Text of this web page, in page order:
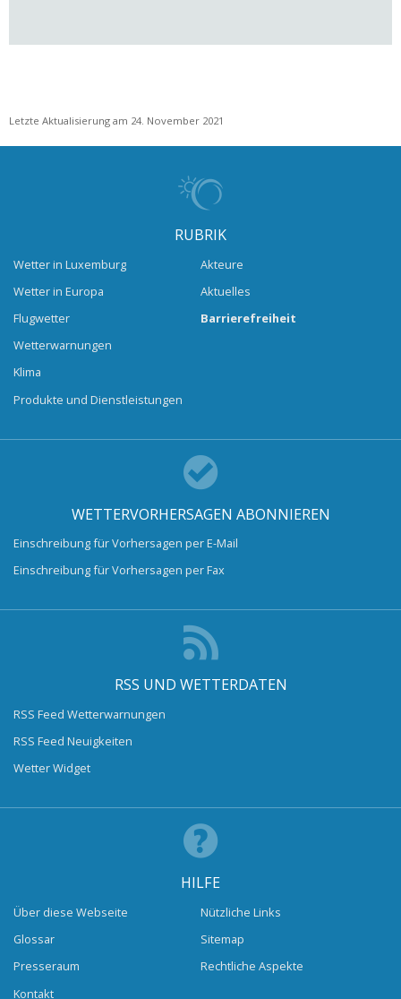
Letzte Aktualisierung am 24. November 2021
RUBRIK
Wetter in Luxemburg
Wetter in Europa
Flugwetter
Wetterwarnungen
Klima
Produkte und Dienstleistungen
Akteure
Aktuelles
Barrierefreiheit
WETTERVORHERSAGEN ABONNIEREN
Einschreibung für Vorhersagen per E-Mail
Einschreibung für Vorhersagen per Fax
RSS UND WETTERDATEN
RSS Feed Wetterwarnungen
RSS Feed Neuigkeiten
Wetter Widget
HILFE
Über diese Webseite
Glossar
Presseraum
Kontakt
Nützliche Links
Sitemap
Rechtliche Aspekte